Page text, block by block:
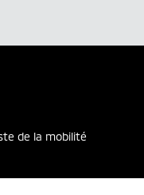
de la mobilité